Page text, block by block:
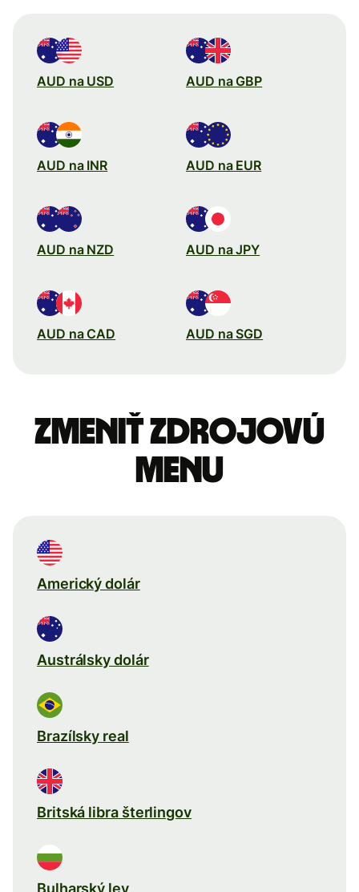
AUD na USD AUD na GBP
AUD na INR AUD na EUR
AUD na NZD AUD na JPY
AUD na CAD AUD na SGD
Zmeniť zdrojovú
menu
Americký dolár
Austrálsky dolár
Brazílsky real
Britská libra šterlingov
Bulharský lev